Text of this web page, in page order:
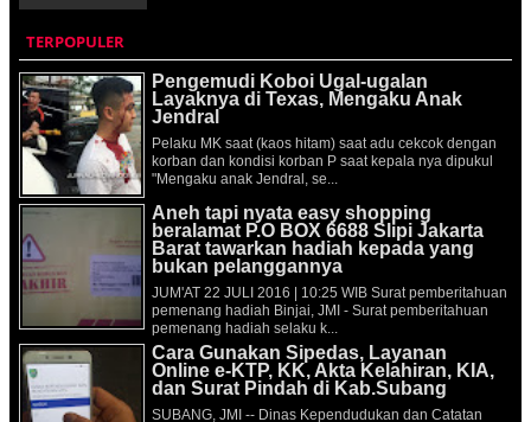
TERPOPULER
Pengemudi Koboi Ugal-ugalan
Layaknya di Texas, Mengaku Anak
Jendral
Pelaku MK saat (kaos hitam) saat adu cekcok dengan
korban dan kondisi korban P saat kepala nya dipukul
"Mengaku anak Jendral, se...
Aneh tapi nyata easy shopping
beralamat P.O BOX 6688 Slipi Jakarta
Barat tawarkan hadiah kepada yang
bukan pelanggannya
JUM'AT 22 JULI 2016 | 10:25 WIB Surat pemberitahuan
pemenang hadiah Binjai, JMI - Surat pemberitahuan
pemenang hadiah selaku k...
Cara Gunakan Sipedas, Layanan
Online e-KTP, KK, Akta Kelahiran, KIA,
dan Surat Pindah di Kab.Subang
SUBANG, JMI -- Dinas Kependudukan dan Catatan